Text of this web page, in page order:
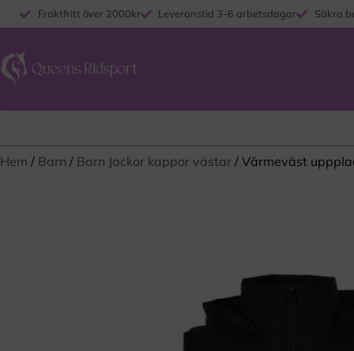
Fraktfritt över 2000kr Leveranstid 3-6 arbetsdagar Säkra
Hem / Barn / Barn Jackor kappor västar / Värmeväst